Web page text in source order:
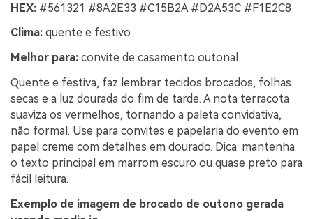
HEX: #561321 #8A2E33 #C15B2A #D2A53C #F1E2C8
Clima: quente e festivo
Melhor para: convite de casamento outonal
Quente e festiva, faz lembrar tecidos brocados, folhas
secas e a luz dourada do fim de tarde. A nota terracota
suaviza os vermelhos, tornando a paleta convidativa,
não formal. Use para convites e papelaria do evento em
papel creme com detalhes em dourado. Dica: mantenha
o texto principal em marrom escuro ou quase preto para
fácil leitura.
Exemplo de imagem de brocado de outono gerada